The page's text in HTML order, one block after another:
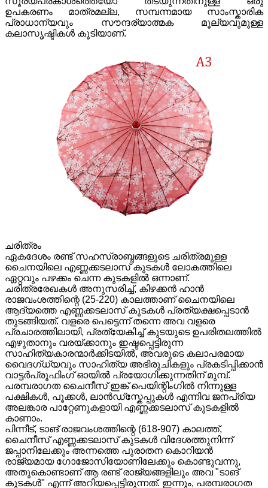
ഉപകരണം മാത്രമല്ല, സമ്പന്നമായ സാംസ്കാരിക
പ്രാധാന്യവും സൗന്ദര്യാത്മക മൂല്യവുമുള്ള
കലാസൃഷ്ടികൾ കൂടിയാണ്.
ചരിത്രം
ഏകദേശം രണ്ട് സഹസ്രാബ്ദങ്ങളുടെ ചരിത്രമുള്ള
ചൈനയിലെ എണ്ണക്കടലാസ് കുടകൾ ലോകത്തിലെ
ഏറ്റവും പഴക്കം ചെന്ന കുടകളിൽ ഒന്നാണ്.
ചരിത്രരേഖകൾ അനുസരിച്ച്, കിഴക്കൻ ഹാൻ
രാജവംശത്തിന്റെ (25-220) കാലത്താണ് ചൈനയിലെ
ആദ്യത്തെ എണ്ണക്കടലാസ് കുടകൾ പ്രത്യക്ഷപ്പെടാൻ
തുടങ്ങിയത്. വളരെ പെട്ടെന്ന് തന്നെ അവ വളരെ
പ്രചാരത്തിലായി, പ്രത്യേകിച്ച് കുടയുടെ ഉപരിതലത്തിൽ
എഴുതാനും വരയ്ക്കാനും ഇഷ്ടപ്പെട്ടിരുന്ന
സാഹിത്യകാരന്മാർക്കിടയിൽ, അവരുടെ കലാപരമായ
വൈദഗ്ധ്യവും സാഹിത്യ അഭിരുചികളും പ്രകടിപ്പിക്കാൻ
വാട്ടർപ്രൂഫിംഗ് ഓയിൽ പ്രയോഗിക്കുന്നതിന് മുമ്പ്.
പരമ്പരാഗത ചൈനീസ് ഇങ്ക് പെയിന്റിംഗിൽ നിന്നുള്ള
പക്ഷികൾ, പൂക്കൾ, ലാൻഡ്സ്കേപ്പുകൾ എന്നിവ ജനപ്രിയ
അലങ്കാര പാറ്റേണുകളായി എണ്ണക്കടലാസ് കുടകളിൽ
കാണാം.
പിന്നീട്, ടാങ് രാജവംശത്തിന്റെ (618-907) കാലത്ത്,
ചൈനീസ് എണ്ണക്കടലാസ് കുടകൾ വിദേശത്തുനിന്ന്
ജപ്പാനിലേക്കും അന്നത്തെ പുരാതന കൊറിയൻ
രാജ്യമായ ഗോജോസിയോണിലേക്കും കൊണ്ടുവന്നു,
അതുകൊണ്ടാണ് ആ രണ്ട് രാജ്യങ്ങളിലും അവ "ടാങ്
കുടകൾ" എന്ന് അറിയപ്പെട്ടിരുന്നത്. ഇന്നും, പരമ്പരാഗത